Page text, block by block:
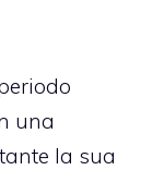
una
la sua